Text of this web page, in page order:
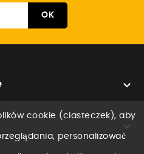


cookie (ciasteczek), aby
personalizować